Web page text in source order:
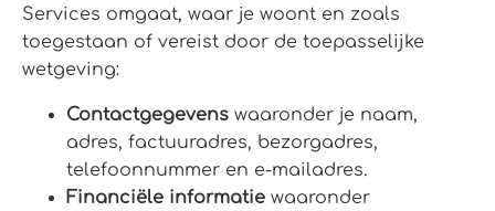
Services omgaat, waar je woont en zoals
toegestaan of vereist door de toepasselijke
wetgeving:
Contactgegevens waaronder je naam,
adres, factuuradres, bezorgadres,
telefoonnummer en e-mailadres.
Financiële informatie waaronder